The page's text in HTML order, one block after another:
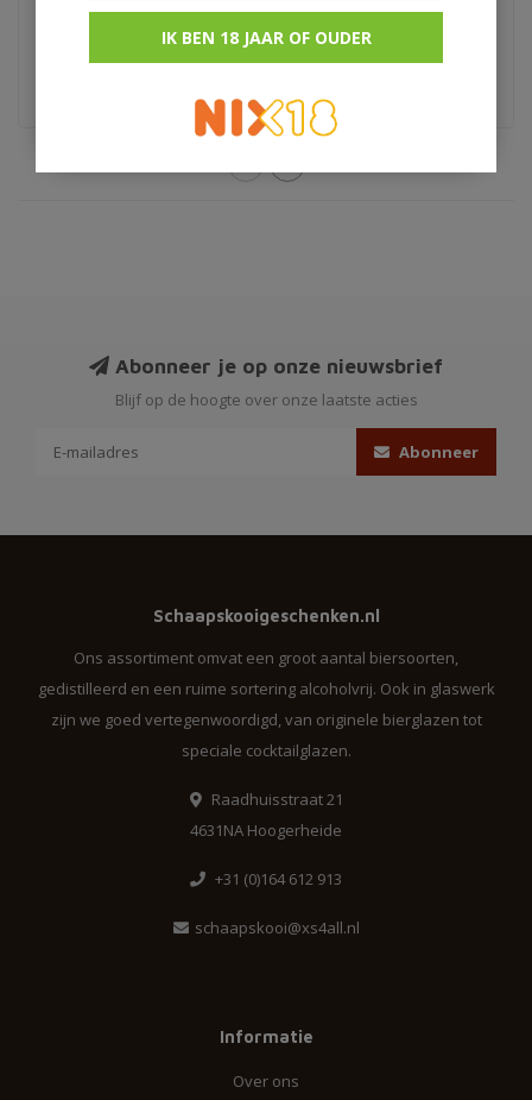
blended
€68,95
Limited edition
Abonneer je op onze nieuwsbrief
Blijf op de hoogte over onze laatste acties
Abonneer
Schaapskooigeschenken.nl
Ons assortiment omvat een groot aantal biersoorten,
gedistilleerd en een ruime sortering alcoholvrij. Ook in glaswerk
zijn we goed vertegenwoordigd, van originele bierglazen tot
speciale cocktailglazen.
Raadhuisstraat 21
4631NA Hoogerheide
+31 (0)164 612 913
schaapskooi@xs4all.nl
Informatie
Over ons
IK BEN 18 JAAR OF OUDER